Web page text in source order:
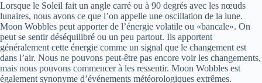
Lorsque le Soleil fait un angle carré ou à 90 degrés avec les nœuds
lunaires, nous avons ce que l’on appelle une oscillation de la lune.
Moon Wobbles peut apporter de l’énergie volatile ou «bancale». On
peut se sentir déséquilibré ou un peu partout. Ils apportent
généralement cette énergie comme un signal que le changement est
dans l’air. Nous ne pouvons peut-être pas encore voir les changements,
mais nous pouvons commencer à les ressentir. Moon Wobbles est
également synonyme d’événements météorologiques extrêmes.